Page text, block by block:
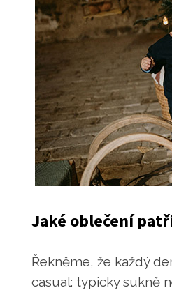
Jaké oblečení
Řekněme, že každý
casual: typicky sukně